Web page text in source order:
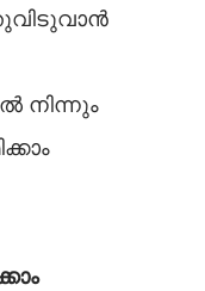
നിന്നും